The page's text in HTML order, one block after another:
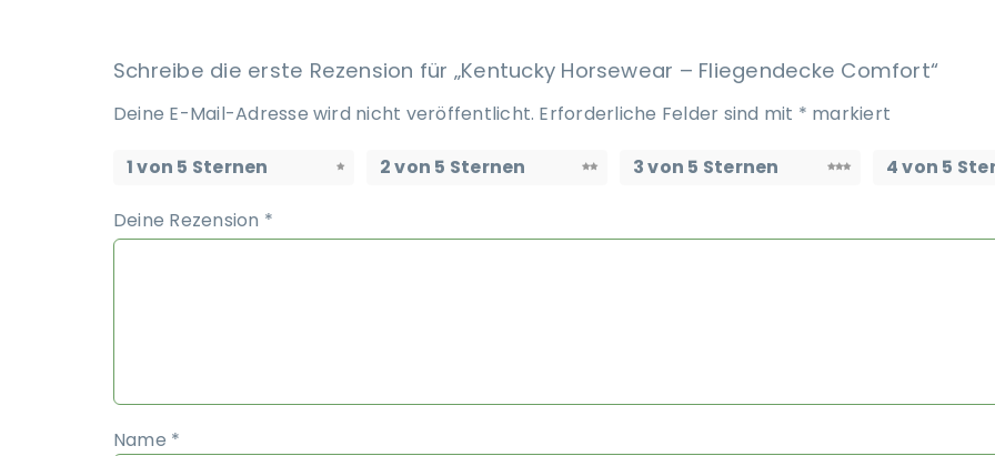
Schreibe die erste Rezension für „Kentucky Horsewear – Fliegendecke Comfort“
Deine E-Mail-Adresse wird nicht veröffentlicht. Erforderliche Felder sind mit * markiert
1 von 5 Sternen 2 von 5 Sternen 3 von 5 Sternen 4 von 5
Deine Rezension *
Name *